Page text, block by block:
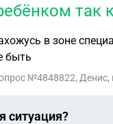
так
в зоне
быть
№4848822, Денис,
ситуация?